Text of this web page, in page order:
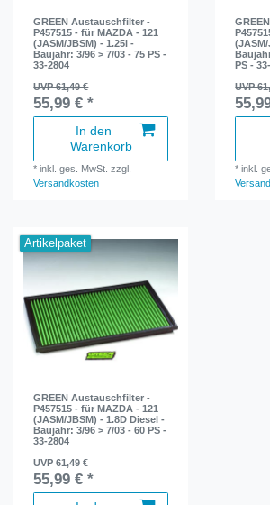
GREEN Austauschfilter -
P457515 - für MAZDA - 121
(JASM/JBSM) - 1.25i -
Baujahr: 3/96 > 7/03 - 75 PS -
33-2804
UVP 61,49 €
55,99 € *
In den
Warenkorb
*inkl. ges. MwSt. zzgl.
Versandkosten
PS -
UVP
*inkl.
Artikelpaket
GREEN Austauschfilter -
P457515 - für MAZDA - 121
(JASM/JBSM) - 1.8D Diesel -
Baujahr: 3/96 > 7/03 - 60 PS -
33-2804
UVP 61,49 €
55,99 € *